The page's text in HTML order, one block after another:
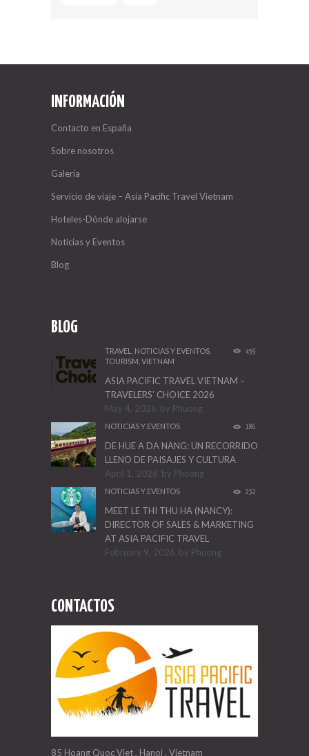
INFORMACIÓN
Contacto en España
Sobre nosotros
Galería
Servicio de viaje – Asia Pacific Travel Vietnam
Hoteles-Dónde alojarse
Noticias y Eventos
Blog
BLOG
TRAVEL NOTICIAS Y EVENTOS
TOURISM VIETNAM
459
ASIA PACIFIC TRAVEL VIETNAM –
TRAVELERS’ CHOICE 2026
May 4, 2026 by Phuong
NOTICIAS Y EVENTOS 186
DE HUE A DA NANG: UN RECORRIDO
LLENO DE PAISAJES Y CULTURA
April 1, 2026 by Phuong
NOTICIAS Y EVENTOS 252
MEET LE THI THU HA (NANCY):
DIRECTOR OF SALES & MARKETING
AT ASIA PACIFIC TRAVEL
February 9, 2026 by Phuong
CONTACTOS
85 Hoang Quoc Viet , Hanoi , Vietnam